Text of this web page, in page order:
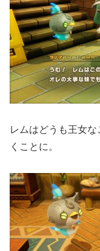
レムはどうも王女
くことに。